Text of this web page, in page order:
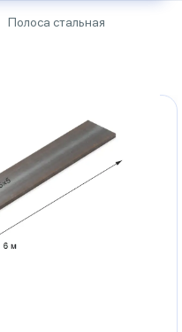
Полоса стальная